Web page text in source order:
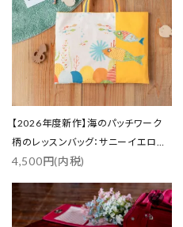
【2026年度新作】海のパッチワーク
柄のレッスンバッグ：サニーイエロ
ー ｜サイズ変更対応
4,500円(内税)
favorite